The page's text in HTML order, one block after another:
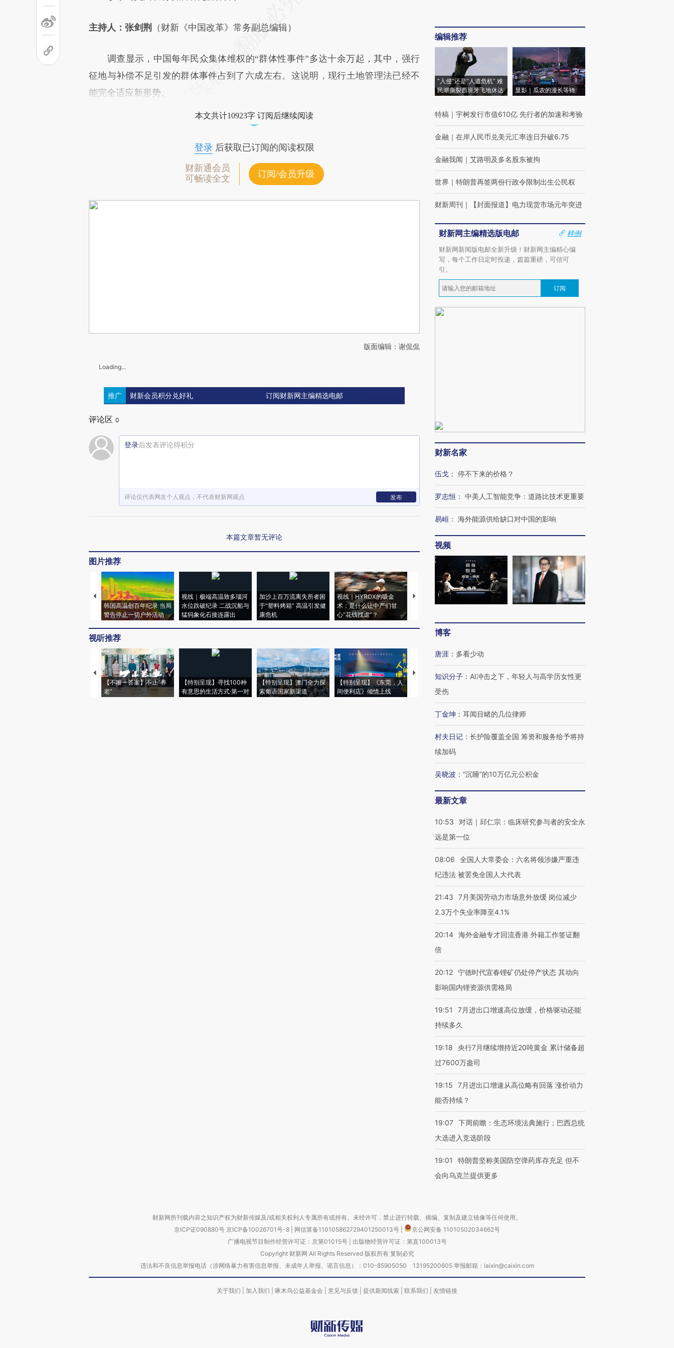
主持人：张剑荆 （财新《中国改革》常务副总编辑）
调查显示，中国每年民众集体维权的“群体性事件”多达十余万起，其中，强行
征地与补偿不足引发的群体事件占到了六成左右。这说明，现行土地管理法已经不
能完全适应新形势。
本文共计10923字 订阅后继续阅读
登录后获取已订阅的阅读权限
财新通会员
可畅读全文
订阅/会员升级
版面编辑：谢侃侃
Loading...
推广 财新会员积分兑好礼 订阅财新网主编精选电邮
评论区 0
登录后发表评论得积分
评论仅代表网友个人观点，不代表财新网观点 发布
本篇文章暂无评论
图片推荐
韩国高温创百年纪录 当局
警告停止一切户外活动
视线｜极端高温致多瑙河
水位跌破纪录 二战沉船与
猛犸象化石接连露出
加沙上百万流离失所者困
于“塑料烤箱” 高温引发健
康危机
视线｜HYROX的吸金
术：是什么让中产们甘
心“花钱找虐”？
马航飞行员跨国走私7万
粒摇头丸 尿检体内含3种
视线｜被称为“蟑螂”的印
度Z世代 用街头抗争将教
视线｜“入侵”还是“人道危
机”？难民潮撕裂西班牙
视听推荐
【不唯一答案】不止“养
老”
【特别呈现】寻找100种
有意思的生活方式·第一对
【特别呈现】澳门全力探
索葡语国家新渠道
【特别呈现】《东莞，人
间便利店》倾情上线
【推广】走进第四届链博
会，让数智科技“链”接产
【特别呈现】寻找100种
【商旅对话】华住集团
CFO：不靠规模取胜，华
编辑推荐
“入侵”还是“人道危机” 难
民潮撕裂西班牙飞地休达
显影｜瓜农的漫长等待
特稿 ｜ 宇树发行市值610亿 先行者的加速和考验
金融 ｜ 在岸人民币兑美元汇率连日升破6.75
金融我闻 ｜ 艾路明及多名股东被拘
世界 ｜ 特朗普再签两份行政令限制出生公民权
财新周刊 ｜ 【封面报道】电力现货市场元年突进
财新网主编精选版电邮
样例
财新网新闻版电邮全新升级！财新网主编精心编
写，每个工作日定时投递，篇篇重磅，可信可
引。
订阅
财新名家
伍戈 ： 停不下来的价格？
罗志恒 ： 中美人工智能竞争：道路比技术更重要
易峘 ： 海外能源供给缺口对中国的影响
视频
博客
唐涯 ： 多看少动
知识分子 ： AI冲击之下，年轻人与高学历女性更
受伤
丁金坤 ： 耳闻目睹的几位律师
村夫日记 ： 长护险覆盖全国 筹资和服务给予将持
续加码
吴晓波 ： “沉睡”的10万亿元公积金
最新文章
10:53
对话｜邱仁宗：临床研究参与者的安全永
远是第一位
08:06
全国人大常委会：六名将领涉嫌严重违
纪违法 被罢免全国人大代表
21:43
7月美国劳动力市场意外放缓 岗位减少
2.3万个失业率降至4.1%
20:14 海外金融专才回流香港 外籍工作签证翻
倍
20:12 宁德时代宜春锂矿仍处停产状态 其动向
影响国内锂资源供需格局
19:51
7月进出口增速高位放缓，价格驱动还能
持续多久
19:18
央行7月继续增持近20吨黄金 累计储备超
过7600万盎司
19:15
7月进出口增速从高位略有回落 涨价动力
能否持续？
19:07 下周前瞻：生态环境法典施行；巴西总统
大选进入竞选阶段
19:01
特朗普坚称美国防空弹药库存充足 但不
会向乌克兰提供更多
财新网所刊载内容之知识产权为财新传媒及/或相关权利人专属所有或持有。未经许可，禁止进行转载、摘编、复制及建立镜像等任何使用。
京ICP证090880号 京ICP备10026701号-8 网信算备110105862729401250013号
京公网安备 11010502034662号
广播电视节目制作经营许可证：京第01015号| 出版物经营许可证：第直100013号
Copyright 财新网 All Rights Reserved 版权所有 复制必究
违法和不良信息举报电话（涉网络暴力有害信息举报、未成年人举报、谣言信息）：010-85905050 13195200605 举报邮箱：laixin@caixin.com
关于我们 加入我们 啄木鸟公益基金会 意见与反馈 提供新闻线索 联系我们 友情链接